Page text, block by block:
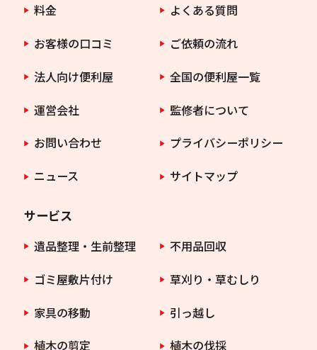
料金
よくある質問
お客様の口コミ
ご依頼の流れ
法人向け便利屋
全国の便利屋一覧
運営会社
監修者について
お問い合わせ
プライバシーポリシー
ニュース
サイトマップ
サービス
遺品整理・生前整理
不用品回収
ゴミ屋敷片付け
草刈り・草むしり
家具の移動
引っ越し
植木の剪定
植木の伐採